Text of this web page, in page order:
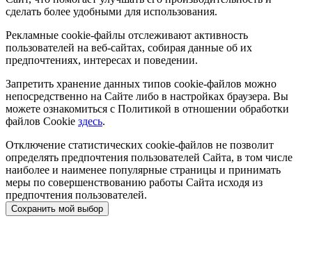
сделать более удобными для использования.
Рекламные cookie-файлы отслеживают активность
пользователей на веб-сайтах, собирая данные об их
предпочтениях, интересах и поведении.
Запретить хранение данных типов cookie-файлов можно
непосредственно на Сайте либо в настройках браузера. Вы
можете ознакомиться с Политикой в отношении обработки
файлов Cookie здесь.
Отключение статистических cookie-файлов не позволит
определять предпочтения пользователей Сайта, в том числе
наиболее и наименее популярные страницы и принимать
меры по совершенствованию работы Сайта исходя из
предпочтения пользователей.
Сохранить мой выбор